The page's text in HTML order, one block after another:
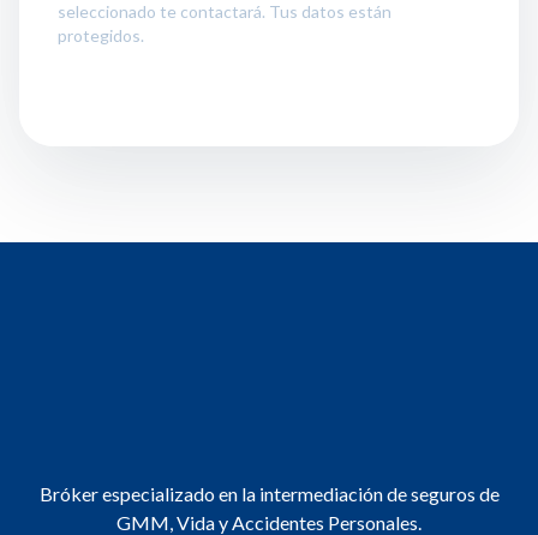
seleccionado te contactará. Tus datos están
protegidos.
Bróker especializado en la intermediación de seguros de
GMM, Vida y Accidentes Personales.